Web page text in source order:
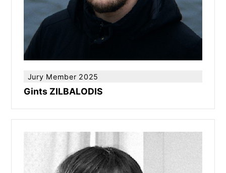
Jury Member 2025
Gints ZILBALODIS